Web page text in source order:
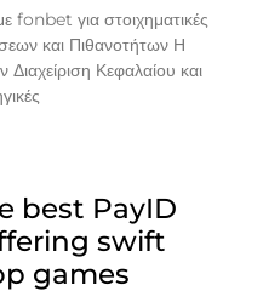
fonbet για στοιχηματικές
και Πιθανοτήτων Η
Κεφαλαίου και
best PayID
swift
games